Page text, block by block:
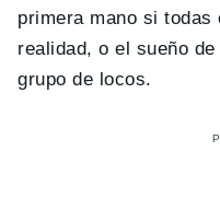
primera mano si
realidad, o el sueño
grupo de locos.